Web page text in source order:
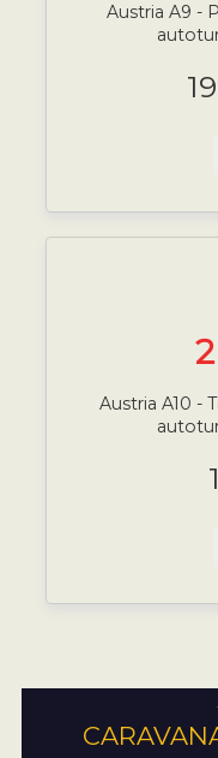
Austria A9 -
2
Austria A10 -